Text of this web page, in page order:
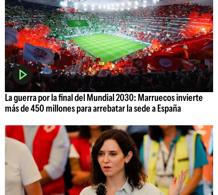
La guerra por la final del Mundial 2030: Marruecos invierte
más de 450 millones para arrebatar la sede a España